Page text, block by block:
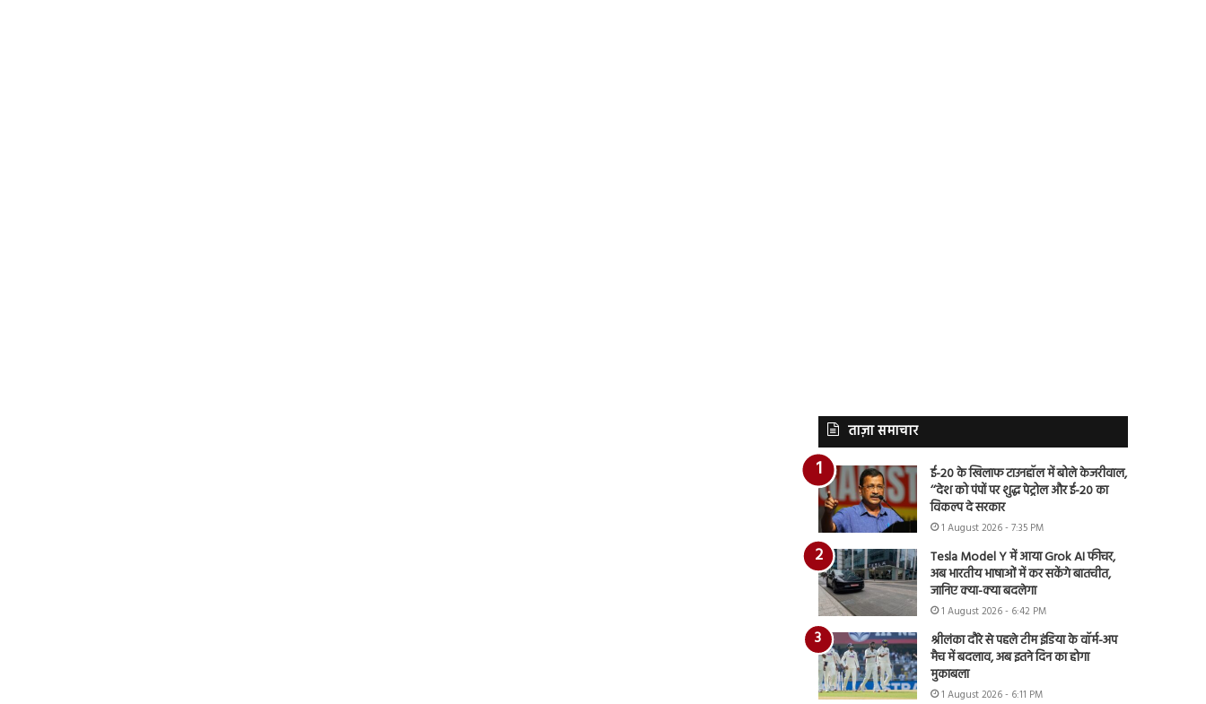
ताज़ा समाचार
ई-20 के खिलाफ टाउनहॉल में बोले केजरीवाल,
‘‘देश को पंपों पर शुद्ध पेट्रोल और ई-20 का
विकल्प दे सरकार
1 August 2026 - 7:35 PM
Tesla Model Y में आया Grok AI फीचर,
अब भारतीय भाषाओं में कर सकेंगे बातचीत,
जानिए क्या-क्या बदलेगा
1 August 2026 - 6:42 PM
श्रीलंका दौरे से पहले टीम इंडिया के वॉर्म-अप
मैच में बदलाव, अब इतने दिन का होगा
मुकाबला
1 August 2026 - 6:11 PM